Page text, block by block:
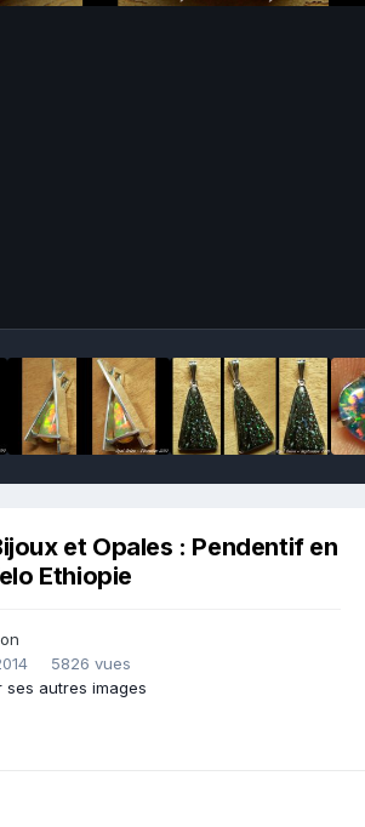
et Opales : Pendentif en
Ethiopie
5826 vues
ses autres images